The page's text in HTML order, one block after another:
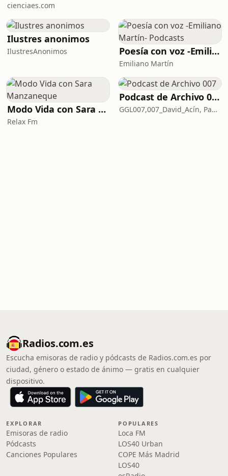
cienciaes.com
Ilustres anonimos
IlustresAnonimos Poesía con voz -Emiliano Martín- Podcasts
Emiliano Martín
Modo Vida con Sara Manzaneque
Relax Fm
Podcast de Archivo 007
GGL007,007_David_Acín, Pablo_Ortega, 58, AlbertoBond y Claalc
Radios.com.es
Escucha emisoras de radio y pódcasts de Radios.com.es por
ciudad, género o estado de ánimo — gratis en cualquier
dispositivo.
EXPLORAR
Emisoras de radio
Pódcasts
Canciones Populares
POPULARES
Loca FM
LOS40 Urban
COPE Más Madrid
LOS40